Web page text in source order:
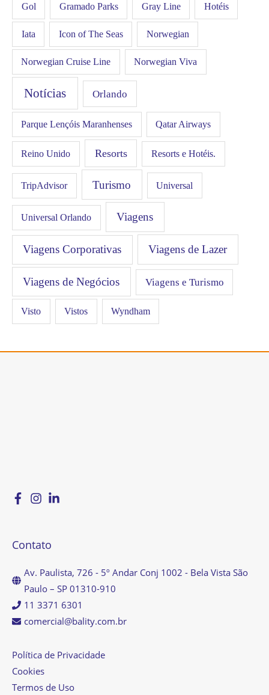
Gol Gramado Parks Gray Line Hotéis
Iata Icon of The Seas Norwegian
Norwegian Cruise Line Norwegian Viva
Notícias Orlando
Parque Lençóis Maranhenses Qatar Airways
Reino Unido Resorts Resorts e Hotéis.
TripAdvisor Turismo Universal
Universal Orlando Viagens
Viagens Corporativas Viagens de Lazer
Viagens de Negócios Viagens e Turismo
Visto Vistos Wyndham
Contato
Av. Paulista, 726 - 5º Andar Conj 1002 - Bela Vista São
Paulo – SP 01310-910
11 3371 6301
comercial@bality.com.br
Política de Privacidade
Cookies
Termos de Uso